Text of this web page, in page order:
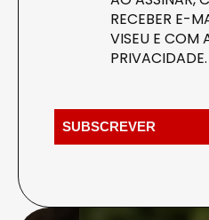
RECEBER E-
VISEU E COM
PRIVACIDADE.